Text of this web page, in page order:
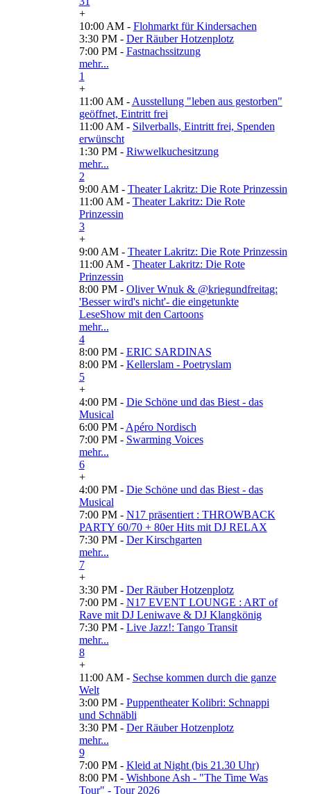
+
10:00 AM - Flohmarkt für Kindersachen
3:30 PM - Der Räuber Hotzenplotz
7:00 PM - Fastnachssitzung
mehr...
1
+
11:00 AM - Ausstellung "leben aus gestorben"
geöffnet, Eintritt frei
11:00 AM - Silverballs, Eintritt frei, Spenden
erwünscht
1:30 PM - Riwwelkuchesitzung
mehr...
2
9:00 AM - Theater Lakritz: Die Rote Prinzessin
11:00 AM - Theater Lakritz: Die Rote
Prinzessin
3
+
9:00 AM - Theater Lakritz: Die Rote Prinzessin
11:00 AM - Theater Lakritz: Die Rote
Prinzessin
8:00 PM - Oliver Wnuk & @kriegundfreitag:
'Besser wird's nicht'- die eingetunkte
LeseShow mit den Cartoons
mehr...
4
8:00 PM - ERIC SARDINAS
8:00 PM - Kellerslam - Poetryslam
5
+
4:00 PM - Die Schöne und das Biest - das
Musical
6:00 PM - Apéro Nordisch
7:00 PM - Swarming Voices
mehr...
6
+
4:00 PM - Die Schöne und das Biest - das
Musical
7:00 PM - N17 präsentiert : THROWBACK
PARTY 60/70 + 80er Hits mit DJ RELAX
7:30 PM - Der Kirschgarten
mehr...
7
+
3:30 PM - Der Räuber Hotzenplotz
7:00 PM - N17 EVENT LOUNGE : ART of
Rave mit DJ Leniwave & DJ Klangkönig
7:30 PM - Live Jazz!: Tango Transit
mehr...
8
+
11:00 AM - Sechse kommen durch die ganze
Welt
3:00 PM - Puppentheater Kolibri: Schnappi
und Schnäbli
3:30 PM - Der Räuber Hotzenplotz
mehr...
9
7:00 PM - Kleid at Night (bis 21.30 Uhr)
8:00 PM - Wishbone Ash - "The Time Was
Tour" - Tour 2026